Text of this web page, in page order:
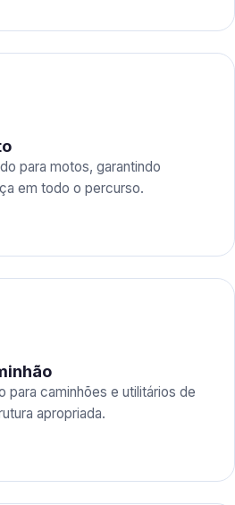
para motos, garantindo
em todo o percurso.
para caminhões e utilitários de
apropriada.